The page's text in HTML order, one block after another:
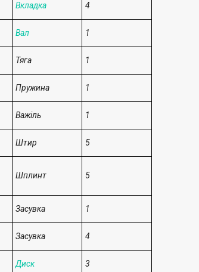
Вкладка 4
Вал 1
Тяга 1
Пружина 1
Важіль 1
Штир 5
Шплинт 5
Засувка 1
Засувка 4
Диск 3